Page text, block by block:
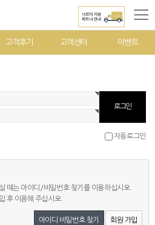
고객후기 고객센터 이벤트
자동로그인
때는 아이디/비밀번호 찾기를 이용하십시오.
후 이용해 주십시오.
아이디 비밀번호 찾기 회원 가입